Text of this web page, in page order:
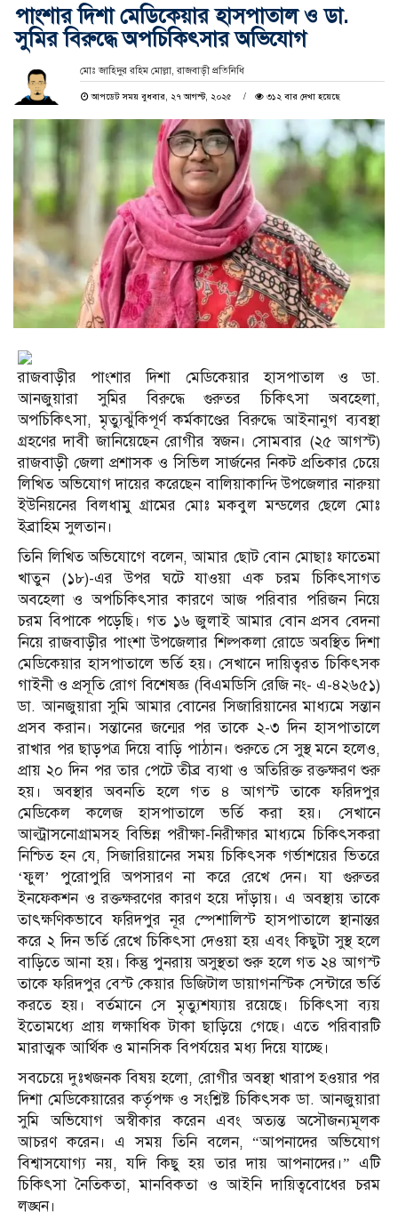
পাংশার দিশা মেডিকেয়ার হাসপাতাল ও ডা.
সুমির বিরুদ্ধে অপচিকিৎসার অভিযোগ
মোঃ জাহিদুর রহিম মোল্লা, রাজবাড়ী প্রতিনিধি
আপডেট সময় বুধবার, ২৭ আগস্ট, ২০২৫ ৩১২ বার দেখা হয়েছে
রাজবাড়ীর পাংশার দিশা মেডিকেয়ার হাসপাতাল ও ডা.
আনজুয়ারা সুমির বিরুদ্ধে গুরুতর চিকিৎসা অবহেলা,
অপচিকিৎসা, মৃত্যুঝুঁকিপূর্ণ কর্মকাণ্ডের বিরুদ্ধে আইনানুগ ব্যবস্থা
গ্রহণের দাবী জানিয়েছেন রোগীর স্বজন। সোমবার (২৫ আগস্ট)
রাজবাড়ী জেলা প্রশাসক ও সিভিল সার্জনের নিকট প্রতিকার চেয়ে
লিখিত অভিযোগ দায়ের করেছেন বালিয়াকান্দি উপজেলার নারুয়া
ইউনিয়নের বিলধামু গ্রামের মোঃ মকবুল মন্ডলের ছেলে মোঃ
ইব্রাহিম সুলতান।
তিনি লিখিত অভিযোগে বলেন, আমার ছোট বোন মোছাঃ ফাতেমা
খাতুন (১৮)-এর উপর ঘটে যাওয়া এক চরম চিকিৎসাগত
অবহেলা ও অপচিকিৎসার কারণে আজ পরিবার পরিজন নিয়ে
চরম বিপাকে পড়েছি। গত ১৬ জুলাই আমার বোন প্রসব বেদনা
নিয়ে রাজবাড়ীর পাংশা উপজেলার শিল্পকলা রোডে অবস্থিত দিশা
মেডিকেয়ার হাসপাতালে ভর্তি হয়। সেখানে দায়িত্বরত চিকিৎসক
গাইনী ও প্রসূতি রোগ বিশেষজ্ঞ (বিএমডিসি রেজি নং- এ-৪২৬৫১)
ডা. আনজুয়ারা সুমি আমার বোনের সিজারিয়ানের মাধ্যমে সন্তান
প্রসব করান। সন্তানের জন্মের পর তাকে ২-৩ দিন হাসপাতালে
রাখার পর ছাড়পত্র দিয়ে বাড়ি পাঠান। শুরুতে সে সুস্থ মনে হলেও,
প্রায় ২০ দিন পর তার পেটে তীব্র ব্যথা ও অতিরিক্ত রক্তক্ষরণ শুরু
হয়। অবস্থার অবনতি হলে গত ৪ আগস্ট তাকে ফরিদপুর
মেডিকেল কলেজ হাসপাতালে ভর্তি করা হয়। সেখানে
আল্ট্রাসনোগ্রামসহ বিভিন্ন পরীক্ষা-নিরীক্ষার মাধ্যমে চিকিৎসকরা
নিশ্চিত হন যে, সিজারিয়ানের সময় চিকিৎসক গর্ভাশয়ের ভিতরে
‘ফুল’ পুরোপুরি অপসারণ না করে রেখে দেন। যা গুরুতর
ইনফেকশন ও রক্তক্ষরণের কারণ হয়ে দাঁড়ায়। এ অবস্থায় তাকে
তাৎক্ষণিকভাবে ফরিদপুর নূর স্পেশালিস্ট হাসপাতালে স্থানান্তর
করে ২ দিন ভর্তি রেখে চিকিৎসা দেওয়া হয় এবং কিছুটা সুস্থ হলে
বাড়িতে আনা হয়। কিন্তু পুনরায় অসুস্থতা শুরু হলে গত ২৪ আগস্ট
তাকে ফরিদপুর বেস্ট কেয়ার ডিজিটাল ডায়াগনস্টিক সেন্টারে ভর্তি
করতে হয়। বর্তমানে সে মৃত্যুশয্যায় রয়েছে। চিকিৎসা ব্যয়
ইতোমধ্যে প্রায় লক্ষাধিক টাকা ছাড়িয়ে গেছে। এতে পরিবারটি
মারাত্মক আর্থিক ও মানসিক বিপর্যয়ের মধ্য দিয়ে যাচ্ছে।
সবচেয়ে দুঃখজনক বিষয় হলো, রোগীর অবস্থা খারাপ হওয়ার পর
দিশা মেডিকেয়ারের কর্তৃপক্ষ ও সংশ্লিষ্ট চিকিৎসক ডা. আনজুয়ারা
সুমি অভিযোগ অস্বীকার করেন এবং অত্যন্ত অসৌজন্যমূলক
আচরণ করেন। এ সময় তিনি বলেন, “আপনাদের অভিযোগ
বিশ্বাসযোগ্য নয়, যদি কিছু হয় তার দায় আপনাদের।” এটি
চিকিৎসা নৈতিকতা, মানবিকতা ও আইনি দায়িত্ববোধের চরম
লঙ্ঘন।